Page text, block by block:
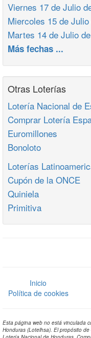
Viernes 17 de Julio
Miercoles 15 de
Martes 14 de Julio
Más fechas ...
Otras Loterías
Lotería Nacional de
Comprar Lotería
Euromillones
Bonoloto
Loterías
Cupón de la ONCE
Quiniela
Primitiva
Inicio
Política de cookies
Esta página web no está vinculada
Honduras (Lotelhsa). El propósito